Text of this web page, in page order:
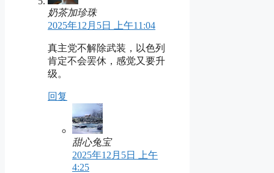
奶茶加珍珠
2025年12月5日 上午11:04
真主党不解除武装，以色列
肯定不会罢休，感觉又要升
级。
回复
甜心兔宝
2025年12月5日 上午
4:25